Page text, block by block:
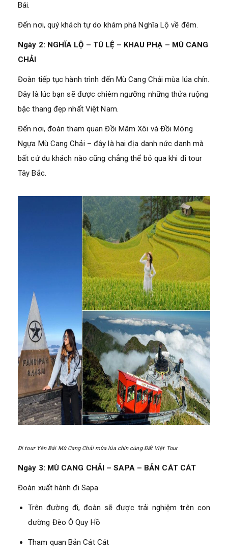
Bái.
Đến nơi, quý khách tự do khám phá Nghĩa Lộ về đêm.
Ngày 2: NGHĨA LỘ – TÚ LỆ – KHAU PHẠ – MÙ CANG
CHẢI
Đoàn tiếp tục hành trình đến Mù Cang Chải mùa lúa chín.
Đây là lúc bạn sẽ được chiêm ngưỡng những thửa ruộng
bậc thang đẹp nhất Việt Nam.
Đến nơi, đoàn tham quan Đồi Mâm Xôi và Đồi Móng
Ngựa Mù Cang Chải – đây là hai địa danh nức danh mà
bất cứ du khách nào cũng chẳng thể bỏ qua khi đi tour
Tây Bắc.
Đi tour Yên Bái Mù Cang Chải mùa lúa chín cùng Đất Việt Tour
Ngày 3: MÙ CANG CHẢI – SAPA – BẢN CÁT CÁT
Đoàn xuất hành đi Sapa
Trên đường đi, đoàn sẽ được trải nghiệm trên con
đường Đèo Ô Quy Hồ
Tham quan Bản Cát Cát